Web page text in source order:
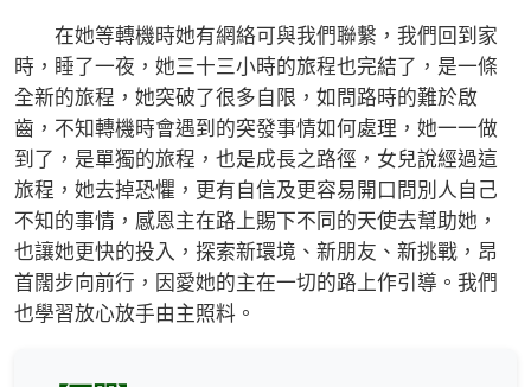
在她等轉機時她有網絡可與我們聯繫，我們回到家
時，睡了一夜，她三十三小時的旅程也完結了，是一條
全新的旅程，她突破了很多自限，如問路時的難於啟
齒，不知轉機時會遇到的突發事情如何處理，她一一做
到了，是單獨的旅程，也是成長之路徑，女兒說經過這
旅程，她去掉恐懼，更有自信及更容易開口問別人自己
不知的事情，感恩主在路上賜下不同的天使去幫助她，
也讓她更快的投入，探索新環境、新朋友、新挑戰，昂
首闊步向前行，因愛她的主在一切的路上作引導。我們
也學習放心放手由主照料。